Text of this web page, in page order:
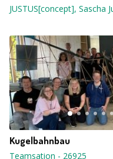
JUSTUS[concept], Sascha
Kugelbahnbau
Teamsation - 26925